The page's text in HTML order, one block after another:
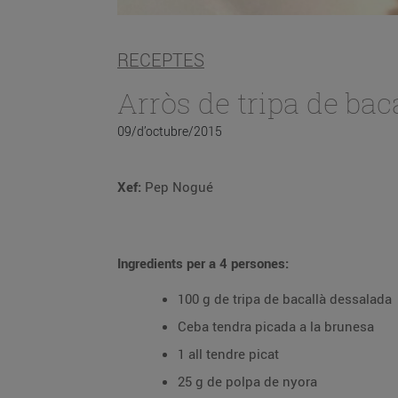
RECEPTES
Arròs de tripa de
09/d’octubre/2015
Xef: Pep Nogué
Ingredients per a 4 persones:
100 g de tripa de bacallà dessalada
Ceba tendra picada a la brunesa
1 all tendre picat
25 g de polpa de nyora